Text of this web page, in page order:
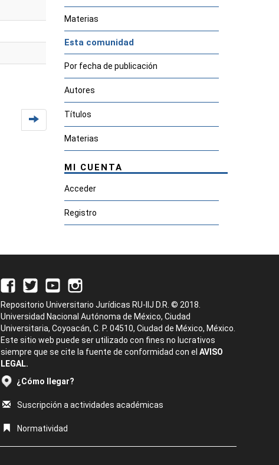
Materias
Esta comunidad
Por fecha de publicación
Autores
Títulos
Materias
MI CUENTA
Acceder
Registro
Repositorio Universitario Jurídicas RU-IIJ D.R. © 2018.
Universidad Nacional Autónoma de México, Ciudad
Universitaria, Coyoacán, C. P. 04510, Ciudad de México, México.
Este sitio web puede ser utilizado con fines no lucrativos
siempre que se cite la fuente de conformidad con el AVISO
LEGAL.
¿Cómo llegar?
Suscripción a actividades académicas
Normatividad